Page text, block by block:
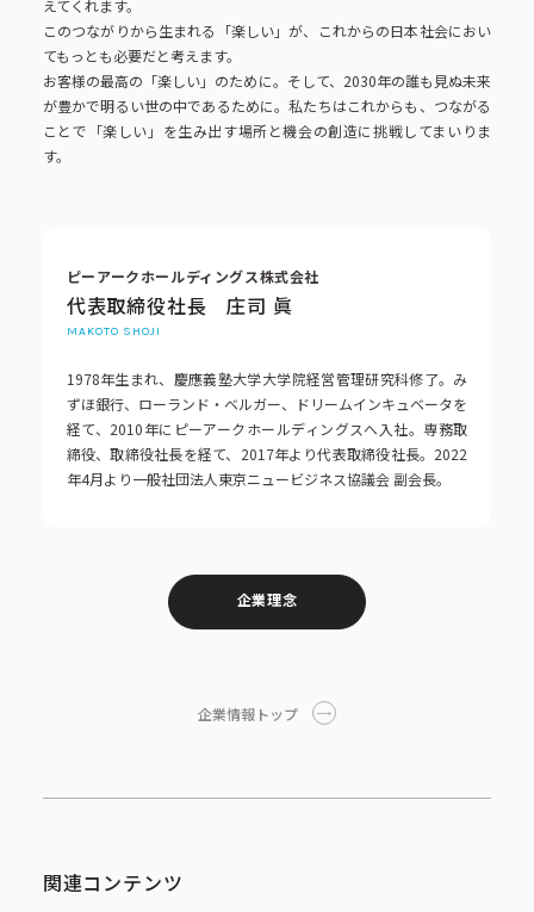
えてくれます。
このつながりから生まれる「楽しい」が、これからの日本社会におい
てもっとも必要だと考えます。
お客様の最高の「楽しい」のために。そして、2030年の誰も見ぬ未来
が豊かで明るい世の中であるために。私たちはこれからも、つながる
ことで「楽しい」を生み出す場所と機会の創造に挑戦してまいりま
す。
ピーアークホールディングス株式会社
代表取締役社長 庄司 眞
1978年生まれ、慶應義塾大学大学院経営管理研究科修了。み
ずほ銀行、ローランド・ベルガー、ドリームインキュベータを
経て、2010年にピーアークホールディングスへ入社。専務取
締役、取締役社長を経て、2017年より代表取締役社長。2022
年4月より一般社団法人東京ニュービジネス協議会 副会長。
企業理念
企業情報トップ
関連コンテンツ